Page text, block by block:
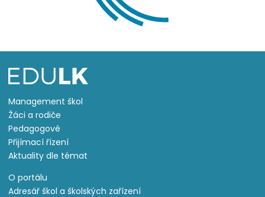
Management škol
Žáci a rodiče
Pedagogové
Přijímací řízení
Aktuality dle témat
O portálu
Adresář škol a školských zařízení